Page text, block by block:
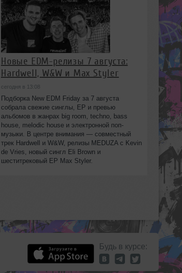
Новые EDM-релизы 7 августа:
Hardwell, W&W и Max Styler
сегодня в 13:08
Подборка New EDM Friday за 7 августа
собрала свежие синглы, EP и превью
альбомов в жанрах big room, techno, bass
house, melodic house и электронной поп-
музыки. В центре внимания — совместный
трек Hardwell и W&W, релизы MEDUZA с Kevin
de Vries, новый сингл Eli Brown и
шеститрековый EP Max Styler.
Будь в курсе: